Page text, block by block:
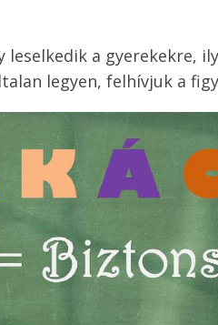
leselkedik a gyerekekre,
legyen, felhívjuk a